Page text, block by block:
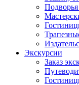
Экскурсии
Заказ